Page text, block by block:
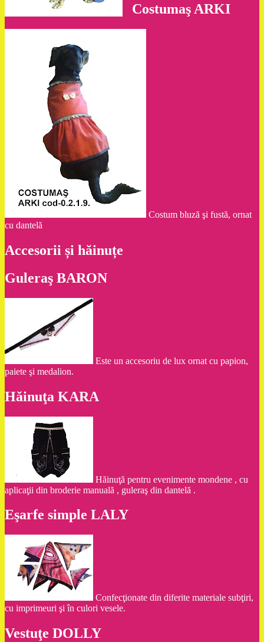
Costumaş ARKI
Costum bluză şi fustă, ornat
cu dantelă
Accesorii și hăinuțe
Guleraş BARON
Este un accesoriu de lux ornat cu papion,
paiete şi medalion.
Hăinuţa KARA
Hăinuţă pentru evenimente mondene , cu
aplicaţii din broderie manuală , guleraş din dantelă .
Eşarfe simple LALY
Confecţionate din diferite materiale subţiri,
cu imprimeuri şi în culori vesele.
Vestuţe DOLLY